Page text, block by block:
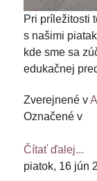
Pri príležitosti
s našimi
kde sme sa
edukačnej
Zverejnené v
Označené v
Čítať ďalej...
piatok, 16 jún